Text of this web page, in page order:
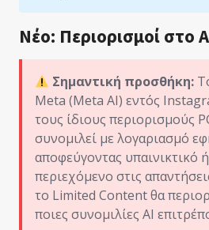
Νέο: Περιορισμοί στο
Σημαντική προσθήκη:
Meta (Meta AI) εντός
τους ίδιους περιορισμούς
συνομιλεί με λογαριασμό
αποφεύγοντας υπαινικτικό
περιεχόμενο στις
το Limited Content θα
ποιες συνομιλίες AI